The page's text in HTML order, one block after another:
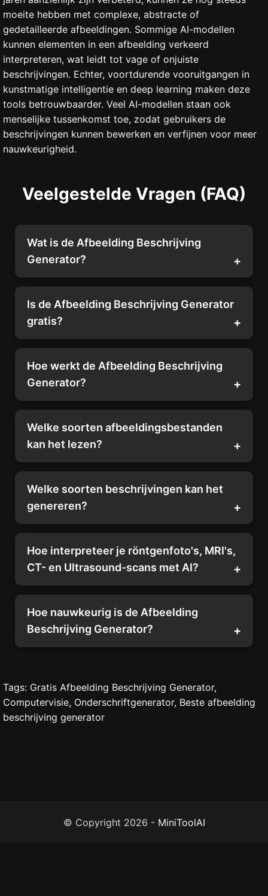
moeite hebben met complexe, abstracte of
gedetailleerde afbeeldingen. Sommige AI-modellen
kunnen elementen in een afbeelding verkeerd
interpreteren, wat leidt tot vage of onjuiste
beschrijvingen. Echter, voortdurende vooruitgangen in
kunstmatige intelligentie en deep learning maken deze
tools betrouwbaarder. Veel AI-modellen staan ook
menselijke tussenkomst toe, zodat gebruikers de
beschrijvingen kunnen bewerken en verfijnen voor meer
nauwkeurigheid.
Veelgestelde Vragen (FAQ)
Wat is de Afbeelding Beschrijving
Generator?
Is de Afbeelding Beschrijving Generator
gratis?
Hoe werkt de Afbeelding Beschrijving
Generator?
Welke soorten afbeeldingsbestanden
kan het lezen?
Welke soorten beschrijvingen kan het
genereren?
Hoe interpreteer je röntgenfoto's, MRI's,
CT- en Ultrasound-scans met AI?
Hoe nauwkeurig is de Afbeelding
Beschrijving Generator?
Tags: Gratis Afbeelding Beschrijving Generator,
Computervisie, Onderschriftgenerator, Beste afbeelding
beschrijving generator
.
.
.
© Copyright 2026 - MiniToolAI